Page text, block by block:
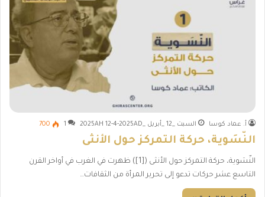
أ. عماد كوسا السبت _12 _أبريل _2025AH 12-4-2025AD 1
700
النّسَوية، حركة التمركز حول الأنثى
النّسَوية، حركة التمركز حول الأنثى ([1]) ظهرت في الغرب في أواخر القرن
التاسع عشر حركات تدعو إلى تحرير المرأة من الثقافات…